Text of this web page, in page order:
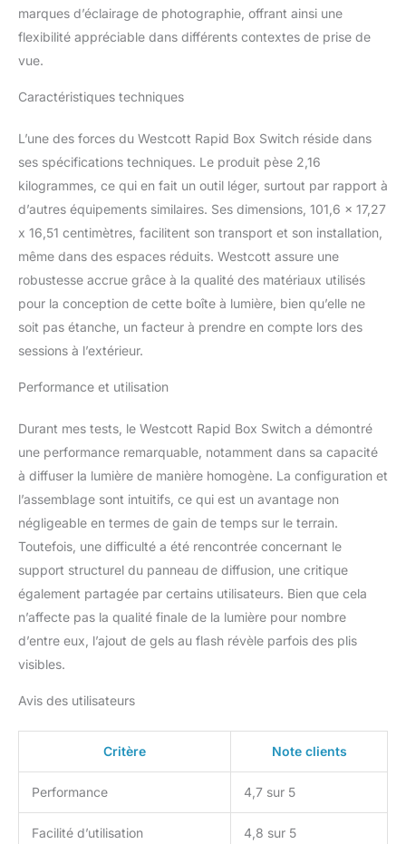
l'installation, le
démontage et le
: cette boîte à lumière
peut être jumelée avec
des inserts de montage
faciles à fixer à l'arrière
du modificateur et
disponibles pour
pratiquement n'importe
quel stroboscope,
Speedlite ou monolight
Conçu pour durer : cette
baleines entièrement
métalliques Tissu de
supérieure et étui de
voyage inclus : les
panneaux de diffusion
inclus sont fabriqués
avec un tissu en nylon
naturel non blanchi qui
adoucit votre source de
lumière sans altérer sa
température de couleur,
marques d’éclairage de photographie, offrant ainsi une
flexibilité appréciable dans différents contextes de prise de
vue.
Caractéristiques techniques
L’une des forces du Westcott Rapid Box Switch réside dans
ses spécifications techniques. Le produit pèse 2,16
kilogrammes, ce qui en fait un outil léger, surtout par rapport à
d’autres équipements similaires. Ses dimensions, 101,6 x 17,27
x 16,51 centimètres, facilitent son transport et son installation,
même dans des espaces réduits. Westcott assure une
robustesse accrue grâce à la qualité des matériaux utilisés
pour la conception de cette boîte à lumière, bien qu’elle ne
soit pas étanche, un facteur à prendre en compte lors des
sessions à l’extérieur.
Performance et utilisation
Durant mes tests, le Westcott Rapid Box Switch a démontré
une performance remarquable, notamment dans sa capacité
à diffuser la lumière de manière homogène. La configuration et
l’assemblage sont intuitifs, ce qui est un avantage non
négligeable en termes de gain de temps sur le terrain.
Toutefois, une difficulté a été rencontrée concernant le
support structurel du panneau de diffusion, une critique
également partagée par certains utilisateurs. Bien que cela
n’affecte pas la qualité finale de la lumière pour nombre
d’entre eux, l’ajout de gels au flash révèle parfois des plis
visibles.
Avis des utilisateurs
Critère Note clients
Performance 4,7 sur 5
Facilité d’utilisation 4,8 sur 5